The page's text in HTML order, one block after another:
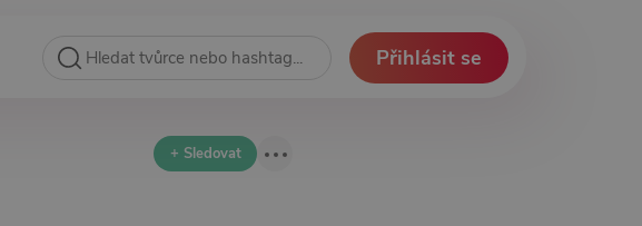
Přihlásit se
+ Sledovat